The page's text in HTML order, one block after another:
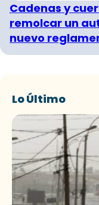
Cadenas y
remolcar un
nuevo
Lo Último